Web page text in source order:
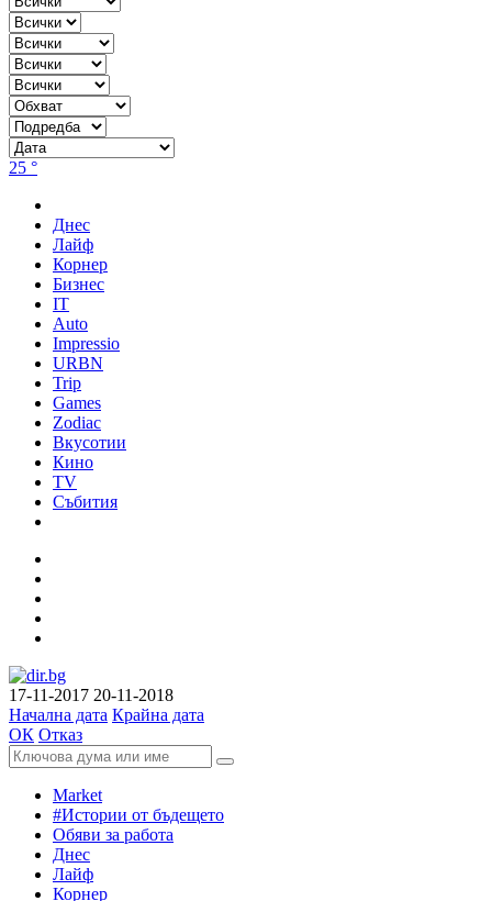
25 °
Днес
Лайф
Корнер
Бизнес
IT
Auto
Impressio
URBN
Trip
Games
Zodiac
Вкусотии
Кино
TV
Събития
17-11-2017 20-11-2018
Начална дата Крайна дата
ОК Отказ
Market
#Истории от бъдещето
Обяви за работа
Днес
Лайф
Корнер